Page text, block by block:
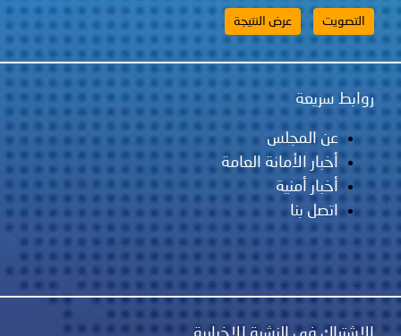
روابط سريعة
عن المجلس
أخبار الأمانة العامة
أخبار أمنية
اتصل بنا